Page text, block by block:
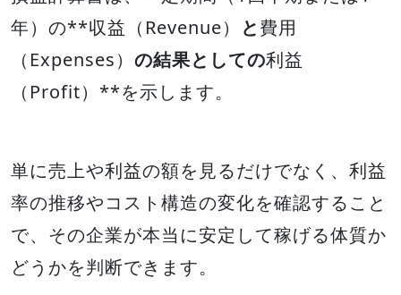
年）の**収益（Revenue）
と費用
（Expenses） の結果としての利益
（Profit）**を示します。
単に売上や利益の額を見るだけでなく、利益
率の推移やコスト構造の変化を確認すること
で、その企業が本当に安定して稼げる体質か
どうかを判断できます。